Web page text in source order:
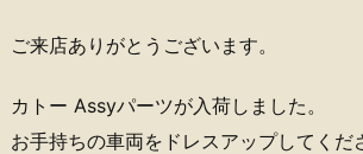
ご来店ありがとうございます。
カトー Assyパーツが入荷しました。
お手持ちの車両をドレスアップしてくだ